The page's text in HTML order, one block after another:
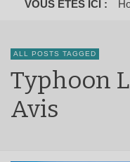
VOUS ÊTES ICI :
ALL POSTS TAGGED
Typhoon
Avis